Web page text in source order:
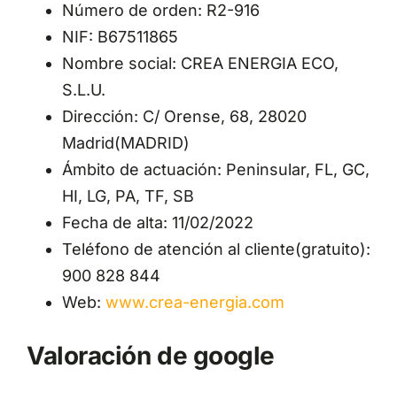
Número de orden: R2-916
NIF: B67511865
Nombre social: CREA ENERGIA ECO,
S.L.U.
Dirección: C/ Orense, 68, 28020
Madrid(MADRID)
Ámbito de actuación: Peninsular, FL, GC,
HI, LG, PA, TF, SB
Fecha de alta: 11/02/2022
Teléfono de atención al cliente(gratuito):
900 828 844
Web: www.crea-energia.com
Valoración de google